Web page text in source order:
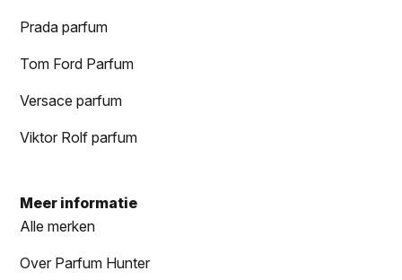
Prada parfum
Tom Ford Parfum
Versace parfum
Viktor Rolf parfum
Meer informatie
Alle merken
Over Parfum Hunter